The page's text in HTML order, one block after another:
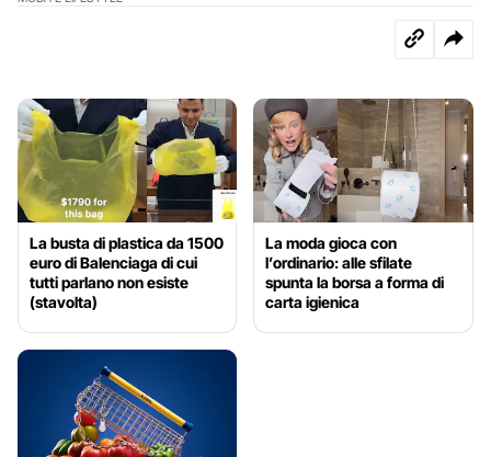
La busta di plastica da 1500
euro di Balenciaga di cui
tutti parlano non esiste
(stavolta)
La moda gioca con
l’ordinario: alle sfilate
spunta la borsa a forma di
carta igienica